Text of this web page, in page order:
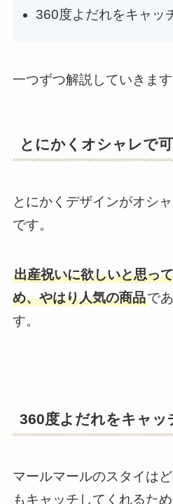
360度よだれをキャッ
一つずつ解説していきます
とにかくオシャレで
とにかくデザインがオシ
です。
出産祝いに欲しいと思っ
め、やはり人気の商品で
す。
360度よだれをキャッ
マールマールのスタイは
もキャッチしてくれるため